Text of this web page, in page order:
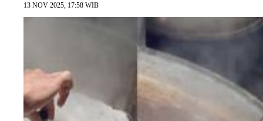
13 NOV 2025, 17:58 WIB